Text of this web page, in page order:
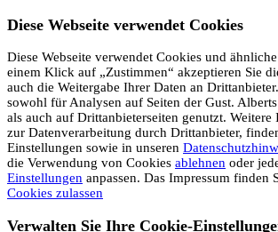
Diese Webseite verwendet Cookies
Diese Webseite verwendet Cookies und
einem Klick auf „Zustimmen“ akzeptieren Sie
auch die Weitergabe Ihrer Daten an
sowohl für Analysen auf Seiten der Gust.
als auch auf Drittanbieterseiten genutzt.
zur Datenverarbeitung durch Drittanbieter,
Einstellungen sowie in unseren
die Verwendung von Cookies ablehnen oder
Einstellungen anpassen. Das Impressum finden
Cookies zulassen
Verwalten Sie Ihre Cookie-